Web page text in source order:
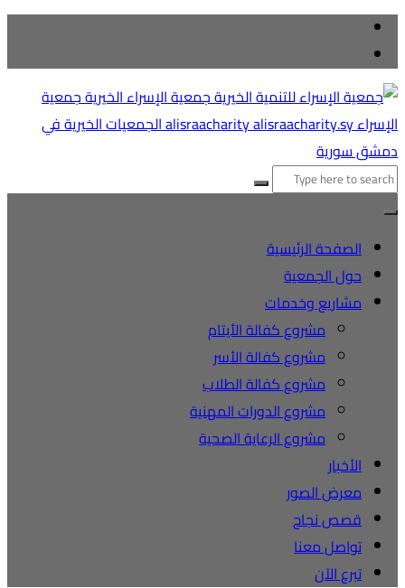
التجاوز
المحتوى
البحث
عن:
الصفحة الرئيسية
حول الجمعية
مشاريع وخدمات
مشروع كفالة الأيتام
مشروع كفالة الأسر
مشروع كفالة الطلاب
مشروع الدورات المهنية
مشروع الرعاية الصحية
الأخبار
معرض الصور
قصص نجاح
تواصل معنا
تبرع الآن